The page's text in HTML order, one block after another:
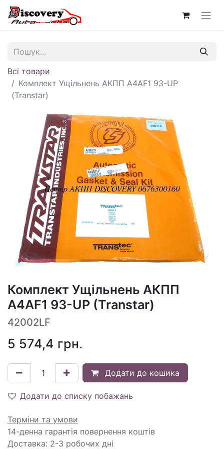
Всі товари
Комплект Ущільнень АКПП A4AF1 93-UP
(Transtar)
Комплект Ущільнень АКПП
A4AF1 93-UP (Transtar)
42002LF
5 574,4 грн.
Додати до кошика
Додати до списку побажань
Терміни та умови
14-денна гарантія повернення коштів
Доставка: 2-3 робочих дні